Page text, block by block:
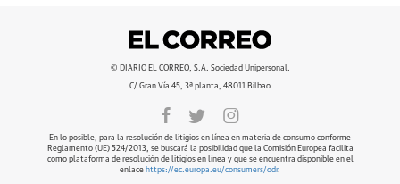
© DIARIO EL CORREO, S.A. Sociedad Unipersonal.
C/ Gran Vía 45, 3ª planta, 48011 Bilbao
En lo posible, para la resolución de litigios en línea en materia de consumo conforme
Reglamento (UE) 524/2013, se buscará la posibilidad que la Comisión Europea facilita
como plataforma de resolución de litigios en línea y que se encuentra disponible en el
enlace https://ec.europa.eu/consumers/odr.